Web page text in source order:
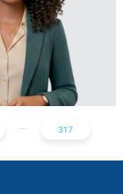
... 317